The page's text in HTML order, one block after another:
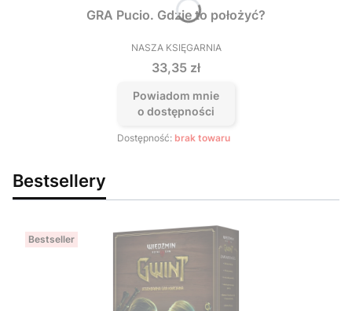
GRA Pucio. Gdzie to położyć?
PRODUCENT
NASZA KSIĘGARNIA
Cena
33,35 zł
Powiadom mnie
o dostępności
Dostępność: brak towaru
Bestsellery
Bestseller